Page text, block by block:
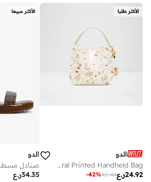
الأكثر طلبا
الدو
AURALILY Floral Printed Handheld Bag
ر.ع24.92
42.44
-42%
الأكثر مبيعا
الدو
ر.ع34.35